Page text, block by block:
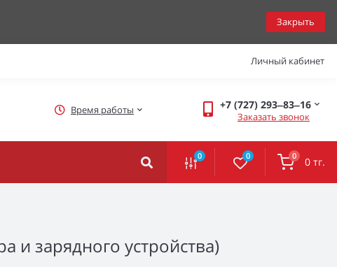
Закрыть
Личный кабинет
Время работы +7 (727) 293‒83‒16
Заказать звонок
0 0 0 0 тг.
и зарядного устройства)